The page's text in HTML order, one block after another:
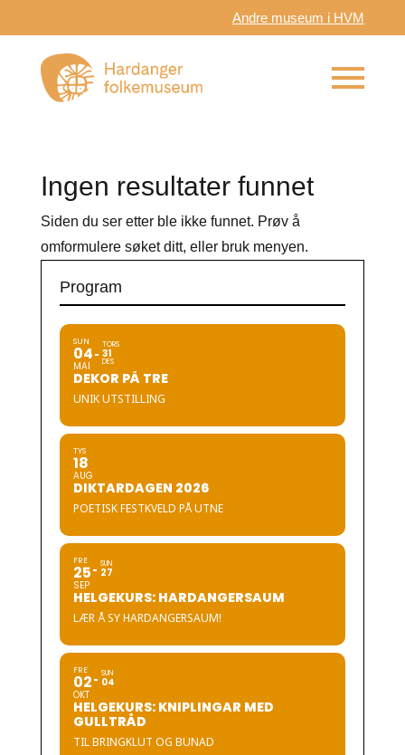
Andre museum i HVM
Ingen resultater funnet
Siden du ser etter ble ikke funnet. Prøv å
omformulere søket ditt, eller bruk menyen.
Program
SUN
04
MAI
TORS
31
DES
DEKOR PÅ TRE
UNIK UTSTILLING
TYS
18
AUG
DIKTARDAGEN 2026
POETISK FESTKVELD PÅ UTNE
FRE
25
SEP
SUN
27
HELGEKURS: HARDANGERSAUM
LÆR Å SY HARDANGERSAUM!
FRE
02
OKT
SUN
04
HELGEKURS: KNIPLINGAR MED
GULLTRÅD
TIL BRINGKLUT OG BUNAD